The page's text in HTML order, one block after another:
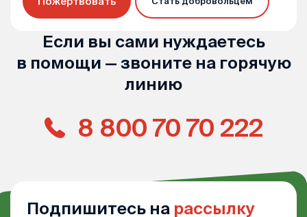
Если вы сами нуждаетесь
в помощи — звоните на горячую
линию
8 800 70 70 222
Подпишитесь на рассылку